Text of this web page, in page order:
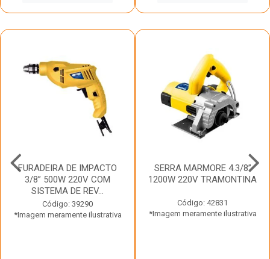
FURADEIRA DE IMPACTO
3/8” 500W 220V COM
SISTEMA DE REV...
Código: 39290
*Imagem meramente ilustrativa
SERRA MARMORE 4.3/8”
1200W 220V TRAMONTINA
Código: 42831
*Imagem meramente ilustrativa